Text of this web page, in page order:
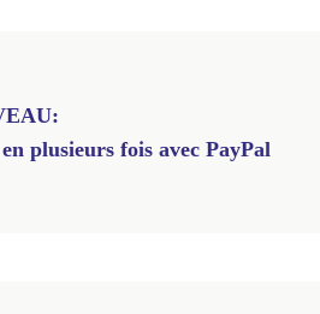
plusieurs fois avec PayPal